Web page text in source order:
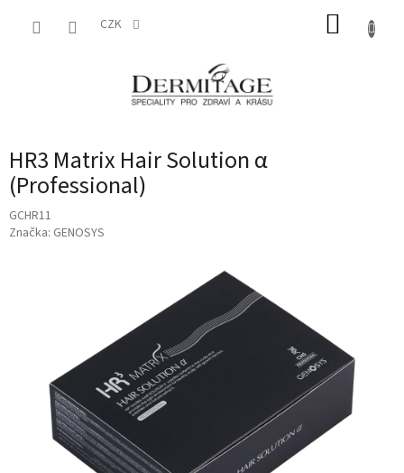
CZK
HR3 Matrix Hair Solution α
(Professional)
GCHR11
Značka: GENOSYS